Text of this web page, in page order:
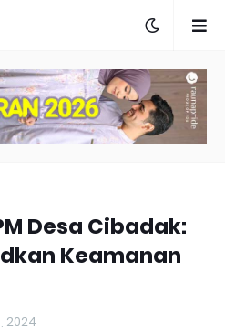
Desa Cibadak:
Keamanan
2024